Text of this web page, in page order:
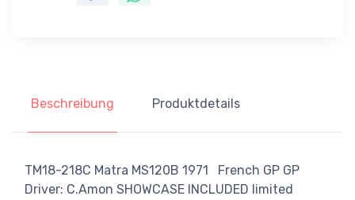
Beschreibung Produktdetails
TM18-218C Matra MS120B 1971 French GP GP
Driver: C.Amon SHOWCASE INCLUDED limited